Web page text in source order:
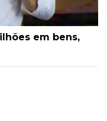
em bens,